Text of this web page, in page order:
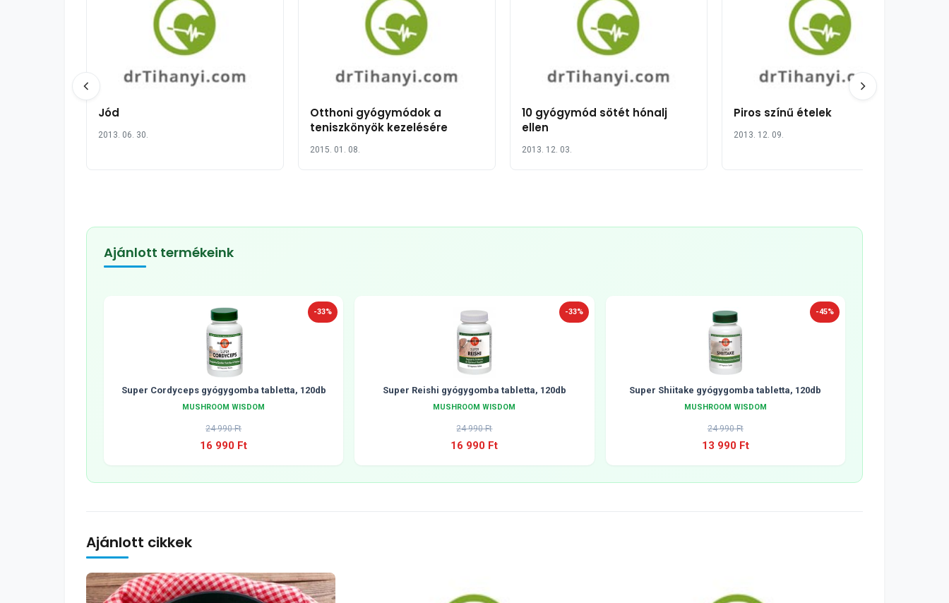
Jód
2013. 06. 30.
Otthoni gyógymódok a
teniszkönyök kezelésére
2015. 01. 08.
10 gyógymód sötét hónalj
ellen
2013. 12. 03.
Piros színű ételek
2013. 12. 09.
Ajánlott termékeink
-33%
Super Cordyceps gyógygomba tabletta, 120db
MUSHROOM WISDOM
24 990 Ft
16 990 Ft
-33%
Super Reishi gyógygomba tabletta, 120db
MUSHROOM WISDOM
24 990 Ft
16 990 Ft
-45%
Super Shiitake gyógygomba tabletta, 120db
MUSHROOM WISDOM
24 990 Ft
13 990 Ft
Ajánlott cikkek